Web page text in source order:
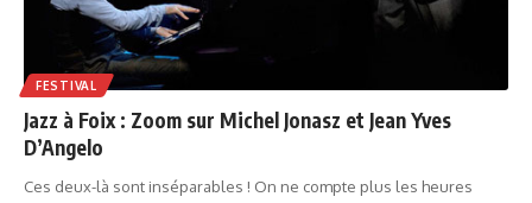
FESTIVAL
Jazz à Foix : Zoom sur Michel Jonasz et Jean Yves
D’Angelo
Ces deux-là sont inséparables ! On ne compte plus les heures